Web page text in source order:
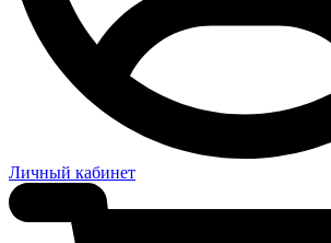
Личный кабинет